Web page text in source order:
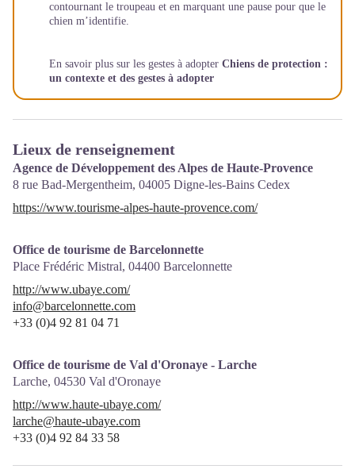
contournant le troupeau et en marquant une pause pour que le
chien m’identifie.
En savoir plus sur les gestes à adopter Chiens de protection :
un contexte et des gestes à adopter
Lieux de renseignement
Agence de Développement des Alpes de Haute-Provence
8 rue Bad-Mergentheim, 04005 Digne-les-Bains Cedex
https://www.tourisme-alpes-haute-provence.com/
Office de tourisme de Barcelonnette
Place Frédéric Mistral, 04400 Barcelonnette
http://www.ubaye.com/
info@barcelonnette.com
+33 (0)4 92 81 04 71
Office de tourisme de Val d'Oronaye - Larche
Larche, 04530 Val d'Oronaye
http://www.haute-ubaye.com/
larche@haute-ubaye.com
+33 (0)4 92 84 33 58